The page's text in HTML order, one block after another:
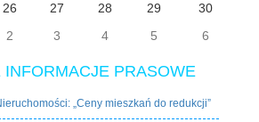
26 27 28 29
30
2 3 4 5 6
INFORMACJE PRASOWE
„Ceny mieszkań do redukcji”